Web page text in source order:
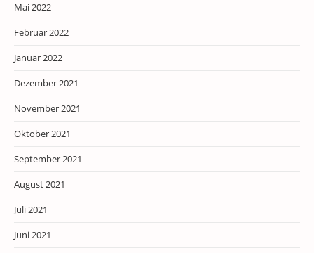
Mai 2022
Februar 2022
Januar 2022
Dezember 2021
November 2021
Oktober 2021
September 2021
August 2021
Juli 2021
Juni 2021